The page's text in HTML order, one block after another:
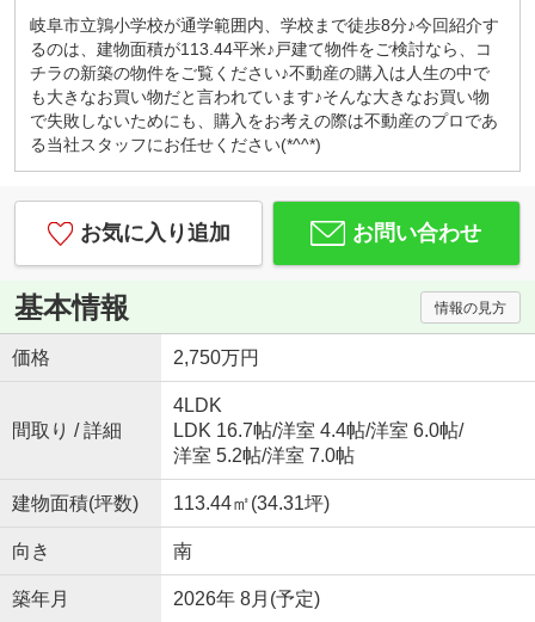
カフェ感覚で、お気軽にお越しくださいませ！
キッズコーナー・お菓子サービス！
小さなお子様連れでもご安心してお越しください。
ブロックや積木、おままごとセットなど沢山のおも
ちゃ取り揃えております。お子様用ドリンク、子供
が大好きな駄菓子もご用意しております。
◇はじめての住宅購入、まずはご相談からいかがで
すか？◇
初めてなので「分からないことが分からない」と思
います。
例えば、物件価格の他にかかる費用っていくら？な
どすぐにご説明いたします。
勉強しながら、納得して後悔しない！賢い家探し。
一組のお客様にじっくり向き合っています。
『入りやすくて、相談しやすい』そんなお店作りを
心がけております♪
岐阜市立鶉小学校が通学範囲内、学校まで徒歩8分♪今回紹介す
るのは、建物面積が113.44平米♪戸建て物件をご検討なら、コ
チラの新築の物件をご覧ください♪不動産の購入は人生の中で
も大きなお買い物だと言われています♪そんな大きなお買い物
で失敗しないためにも、購入をお考えの際は不動産のプロであ
る当社スタッフにお任せください(*^^*)
お気に入り追加 お問い合わせ
基本情報 情報の見方
価格 2,750万円
間取り / 詳細
4LDK
LDK 16.7帖/洋室 4.4帖/洋室 6.0帖/
洋室 5.2帖/洋室 7.0帖
建物面積(坪数) 113.44㎡(34.31坪)
向き 南
築年月 2026年 8月(予定)